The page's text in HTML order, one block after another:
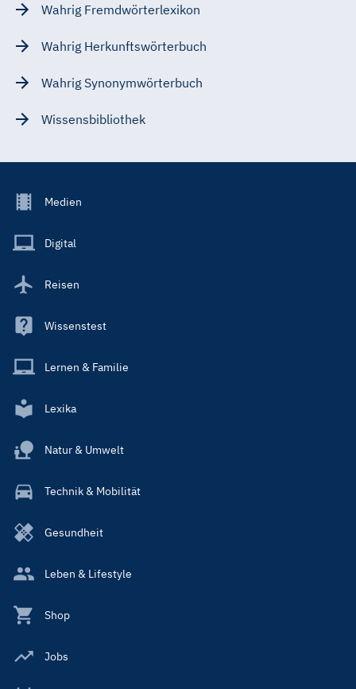
Wahrig Fremdwörterlexikon
Wahrig Herkunftswörterbuch
Wahrig Synonymwörterbuch
Wissensbibliothek
Footer
Main
Medien
Digital
Reisen
Wissenstest
Lernen & Familie
Lexika
Natur & Umwelt
Technik & Mobilität
Gesundheit
Leben & Lifestyle
Shop
Jobs